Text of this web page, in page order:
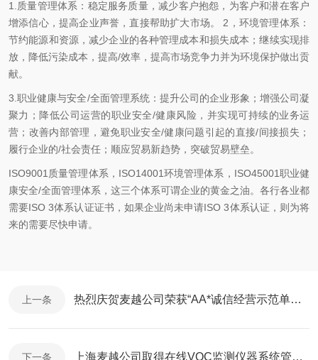
1.质量管理体系：稳定服务质量，减少客户抱怨，为客户和潜在客户
增添信心，提高企业声誉，直接帮助扩大市场。 2，环境管理体系：
节约能源和资源，减少企业的各种管理成本和损失成本；继续实现排
放，降低污染成本，提高/效率，提高市场竞争力并为环境保护做出贡
献。
3.职业健康与安全/全面管理系统：提升公司的企业形象；增强公司凝
聚力；降低公司运营的职业安全/健康风险，并实现可持续的业务运
营；改善内部管理，避免职业安全/健康问题引起的直接/间接损失；
履行企业的/社会责任；顺应贸易新趋势，突破贸易壁垒。
ISO9001质量管理体系，ISO14001环境管理体系，ISO45001职业健
康安全/全面管理体系，这三个体系可谓企业的黄金之油。各行各业都
需要ISO 3体系认证证书，如果企业尚未申请ISO 3体系认证，则为将
来的需要尽快申请。
上一条 热烈庆贺麦越公司荣获“AA*诚信经营示范单位”称号
下一条 上海麦越公司取得在线VOC监测仪器系统管理软著证书